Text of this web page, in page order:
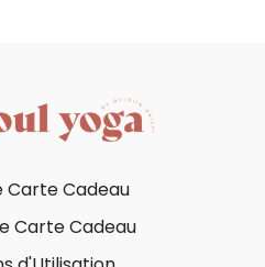
Carte Cadeau
Carte Cadeau